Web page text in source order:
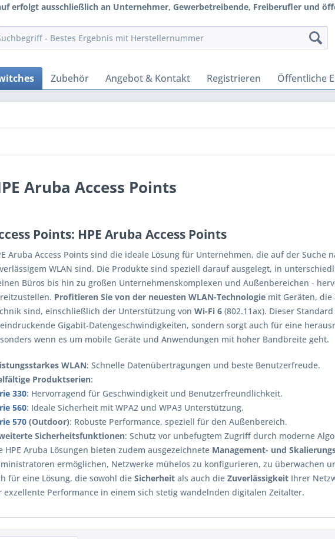
erfolgt ausschließlich an Unternehmer, Gewerbetreibende, Freiberufler und
Zubehör Angebot & Kontakt Registrieren Öffentliche
Aruba Access Points
Points: HPE Aruba Access Points
Aruba Access Points sind die ideale Lösung für Unternehmen, die auf der Suche
WLAN sind. Die Produkte sind speziell darauf ausgelegt, in
Büros bis hin zu großen Unternehmenskomplexen und Außenbereichen -
Profitieren Sie von der neuesten WLAN-Technologie mit Geräten,
sind, einschließlich der Unterstützung von Wi-Fi 6 (802.11ax). Dieser
Gigabit-Datengeschwindigkeiten, sondern sorgt auch für eine
wenn es um mobile Geräte und Anwendungen mit hoher Bandbreite geht.
WLAN: Schnelle Datenübertragungen und beste Benutzerfreude.
Produktserien:
330: Hervorragend für Geschwindigkeit und Benutzerfreundlichkeit.
560: Ideale Sicherheit mit WPA2 und WPA3 Unterstützung.
570 (Outdoor): Robuste Performance, speziell für den Außenbereich.
Sicherheitsfunktionen: Schutz vor unbefugtem Zugriff durch moderne
HPE Aruba Lösungen bieten zudem ausgezeichnete Management- und
ermöglichen, Netzwerke mühelos zu konfigurieren, zu überwachen
für eine Lösung, die sowohl die Sicherheit als auch die Zuverlässigkeit Ihrer
exzellente Performance in einem sich stetig wandelnden digitalen Zeitalter.